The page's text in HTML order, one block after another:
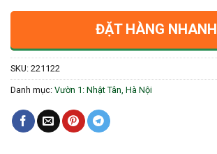
ĐẶT HÀNG NHANH
SKU: 221122
Danh mục: Vườn 1: Nhật Tân, Hà Nội